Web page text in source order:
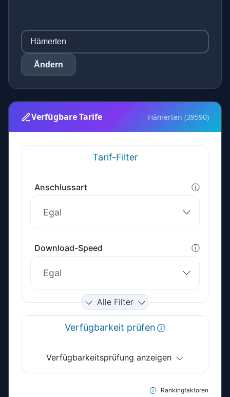
Ändern
Verfügbare Tarife Hämerten (39590)